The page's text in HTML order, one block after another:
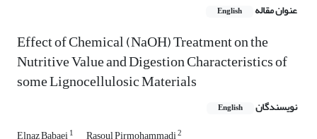
عنوان مقاله English
Effect of Chemical (NaOH) Treatment on the
Nutritive Value and Digestion Characteristics of
some Lignocellulosic Materials
نویسندگان English
1
2